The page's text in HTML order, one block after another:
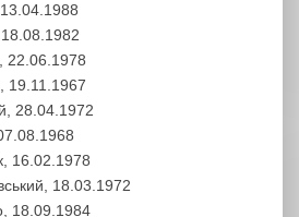
13.04.1988
22.06.1978
19.11.1967
28.04.1972
16.02.1978
18.03.1972
18.09.1984